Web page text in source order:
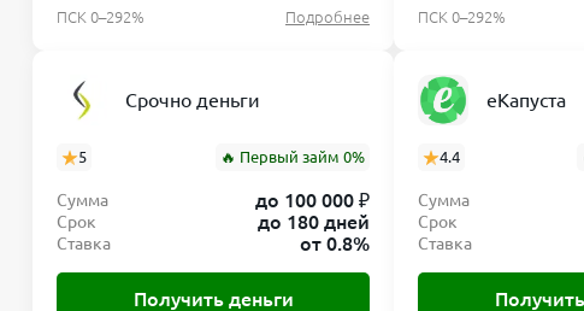
ПСК 0–292% Подробнее ПСК 0–292%
Срочно деньги
5 🔥 Первый займ 0%
Сумма до 100 000 ₽
Срок до 180 дней
Ставка от 0.8%
Получить деньги
еКапуста
4.4
Сумма
Срок
Ставка